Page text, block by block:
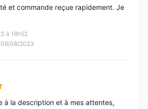
à 16h52
09/08/2023
et commande reçue rapidement. Je
5
à la description et à mes attentes,